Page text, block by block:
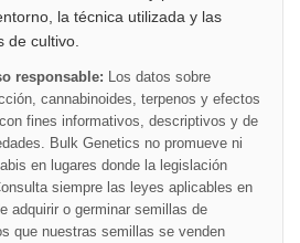
la técnica utilizada y las
de cultivo.
responsable: Los datos sobre
cannabinoides, terpenos y efectos
fines informativos, descriptivos y de
Bulk Genetics no promueve ni
en lugares donde la legislación
siempre las leyes aplicables en
adquirir o germinar semillas de
que nuestras semillas se venden